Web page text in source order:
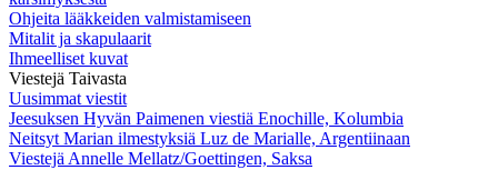
Ohjeita lääkkeiden valmistamiseen
Mitalit ja skapulaarit
Ihmeelliset kuvat
Viestejä Taivasta
Uusimmat viestit
Jeesuksen Hyvän Paimenen viestiä Enochille, Kolumbia
Neitsyt Marian ilmestyksiä Luz de Marialle, Argentiinaan
Viestejä Annelle Mellatz/Goettingen, Saksa